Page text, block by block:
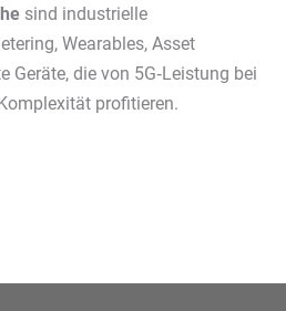
sind industrielle
Wearables, Asset
Geräte, die von 5G‑Leistung bei
profitieren.